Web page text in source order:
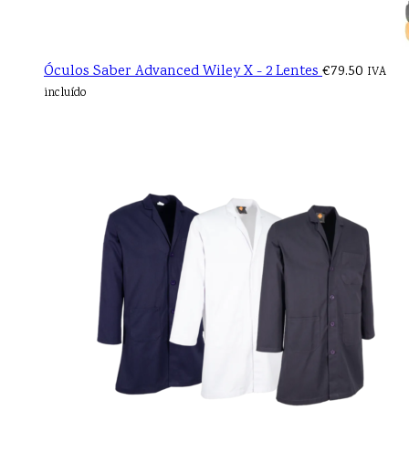
Óculos Saber Advanced Wiley X - 2 Lentes€79.50 IVA
incluído